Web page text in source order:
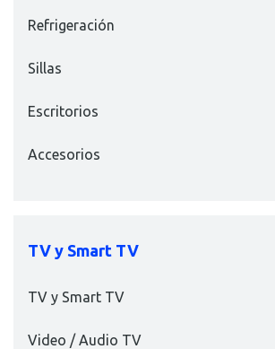
Refrigeración
Sillas
Escritorios
Accesorios
TV y Smart TV
TV y Smart TV
Video / Audio TV